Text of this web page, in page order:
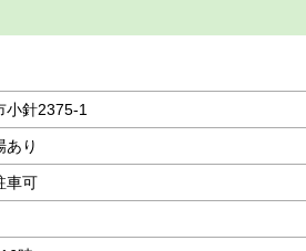
小針2375-1
あり
車可